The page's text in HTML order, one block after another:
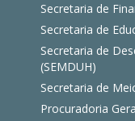
Secretaria de
Secretaria de
Secretaria de
(SEMDUH)
Secretaria de
Procuradoria